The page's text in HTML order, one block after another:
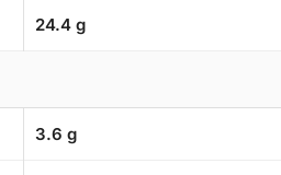
24.4 g
3.6 g